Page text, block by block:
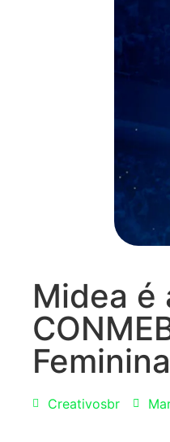
Midea é
Feminina
Creativosbr